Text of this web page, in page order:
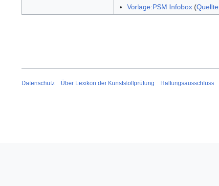
Vorlage:PSM Infobox(
Datenschutz Über Lexikon der Kunststoffprüfung Haftungsausschluss